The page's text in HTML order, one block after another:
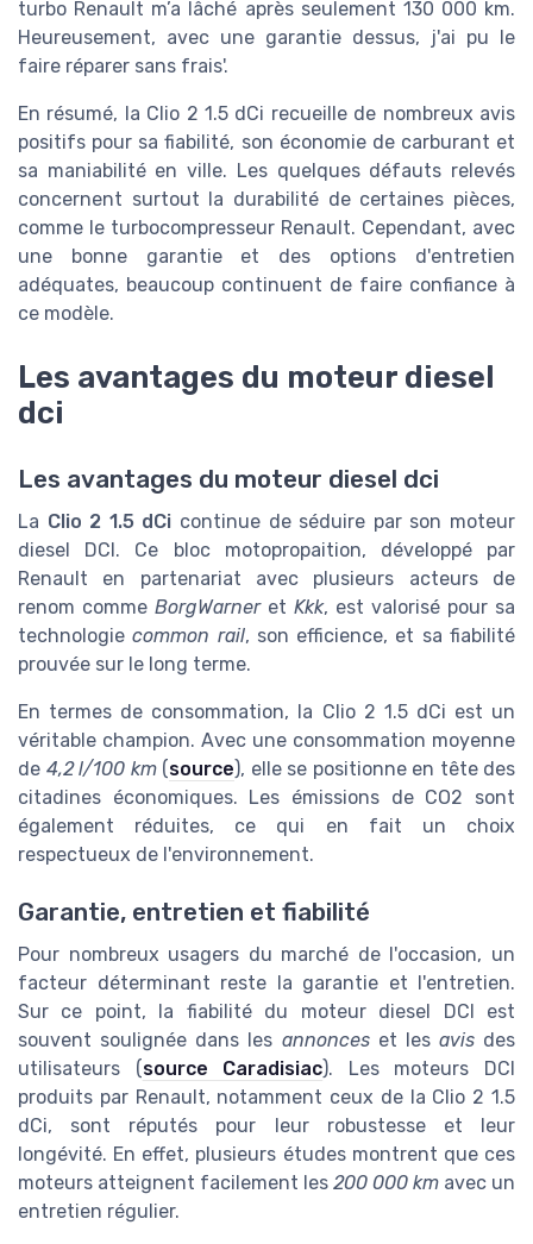
turbo Renault m’a lâché après seulement 130 000 km.
Heureusement, avec une garantie dessus, j'ai pu le
faire réparer sans frais'.
En résumé, la Clio 2 1.5 dCi recueille de nombreux avis
positifs pour sa fiabilité, son économie de carburant et
sa maniabilité en ville. Les quelques défauts relevés
concernent surtout la durabilité de certaines pièces,
comme le turbocompresseur Renault. Cependant, avec
une bonne garantie et des options d'entretien
adéquates, beaucoup continuent de faire confiance à
ce modèle.
Les avantages du moteur diesel
dci
Les avantages du moteur diesel dci
La Clio 2 1.5 dCi continue de séduire par son moteur
diesel DCI. Ce bloc motopropaition, développé par
Renault en partenariat avec plusieurs acteurs de
renom comme BorgWarneret Kkk, est valorisé pour sa
technologiecommon rail, son efficience, et sa fiabilité
prouvée sur le long terme.
En termes de consommation, la Clio 2 1.5 dCi est un
véritable champion. Avec une consommation moyenne
de 4,2 l/100 km(source), elle se positionne en tête des
citadines économiques. Les émissions de CO2 sont
également réduites, ce qui en fait un choix
respectueux de l'environnement.
Garantie, entretien et fiabilité
Pour nombreux usagers du marché de l'occasion, un
facteur déterminant reste la garantie et l'entretien.
Sur ce point, la fiabilité du moteur diesel DCI est
souvent soulignée dans les annonceset les avisdes
utilisateurs (source Caradisiac). Les moteurs DCI
produits par Renault, notamment ceux de la Clio 2 1.5
dCi, sont réputés pour leur robustesse et leur
longévité. En effet, plusieurs études montrent que ces
moteurs atteignent facilement les 200 000 km avec un
entretien régulier.